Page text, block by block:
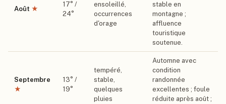
Août ★
17° /
24°
ensoleillé,
occurrences
d'orage
stable en
montagne ;
affluence
touristique
soutenue.
Septembre
★
13° /
19°
tempéré,
stable,
quelques
pluies
Automne avec
condition
randonnée
excellentes ; foule
réduite après août ;